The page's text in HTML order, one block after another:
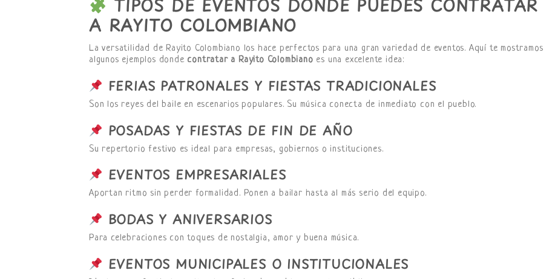
TIPOS DE EVENTOS DONDE PUEDES CONTRATAR
A RAYITO COLOMBIANO
La versatilidad de Rayito Colombiano los hace perfectos para una gran variedad de eventos. Aquí te mostramos
algunos ejemplos donde contratar a Rayito Colombiano es una excelente idea:
FERIAS PATRONALES Y FIESTAS TRADICIONALES
Son los reyes del baile en escenarios populares. Su música conecta de inmediato con el pueblo.
POSADAS Y FIESTAS DE FIN DE AÑO
Su repertorio festivo es ideal para empresas, gobiernos o instituciones.
EVENTOS EMPRESARIALES
Aportan ritmo sin perder formalidad. Ponen a bailar hasta al más serio del equipo.
BODAS Y ANIVERSARIOS
Para celebraciones con toques de nostalgia, amor y buena música.
EVENTOS MUNICIPALES O INSTITUCIONALES